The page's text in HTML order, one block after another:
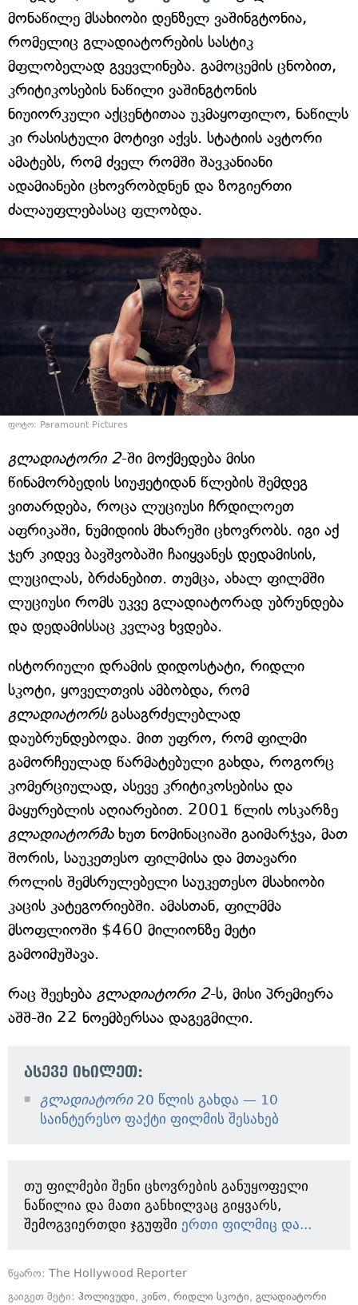
მონაწილე მსახიობი დენზელ ვაშინგტონია,
რომელიც გლადიატორების სასტიკ
მფლობელად გვევლინება. გამოცემის ცნობით,
კრიტიკოსების ნაწილი ვაშინგტონის
ნიუიორკული აქცენტითაა უკმაყოფილო, ნაწილს
კი რასისტული მოტივი აქვს. სტატიის ავტორი
ამატებს, რომ ძველ რომში შავკანიანი
ადამიანები ცხოვრობდნენ და ზოგიერთი
ძალაუფლებასაც ფლობდა.
ფოტო: Paramount Pictures
გლადიატორი 2-ში მოქმედება მისი
წინამორბედის სიუჟეტიდან წლების შემდეგ
ვითარდება, როცა ლუციუსი ჩრდილოეთ
აფრიკაში, ნუმიდიის მხარეში ცხოვრობს. იგი აქ
ჯერ კიდევ ბავშვობაში ჩაიყვანეს დედამისის,
ლუცილას, ბრძანებით. თუმცა, ახალ ფილმში
ლუციუსი რომს უკვე გლადიატორად უბრუნდება
და დედამისსაც კვლავ ხვდება.
ისტორიული დრამის დიდოსტატი, რიდლი
სკოტი, ყოველთვის ამბობდა, რომ
გლადიატორსგასაგრძელებლად
დაუბრუნდებოდა. მით უფრო, რომ ფილმი
გამორჩეულად წარმატებული გახდა, როგორც
კომერციულად, ასევე კრიტიკოსებისა და
მაყურებლის აღიარებით. 2001 წლის ოსკარზე
გლადიატორმახუთ ნომინაციაში გაიმარჯვა, მათ
შორის, საუკეთესო ფილმისა და მთავარი
როლის შემსრულებელი საუკეთესო მსახიობი
კაცის კატეგორიებში. ამასთან, ფილმმა
მსოფლიოში $460 მილიონზე მეტი
გამოიმუშავა.
რაც შეეხება გლადიატორი 2-ს, მისი პრემიერა
აშშ-ში 22 ნოემბერსაა დაგეგმილი.
ასევე იხილეთ:
გლადიატორი20 წლის გახდა — 10
საინტერესო ფაქტი ფილმის შესახებ
თუ ფილმები შენი ცხოვრების განუყოფელი
ნაწილია და მათი განხილვაც გიყვარს,
შემოგვიერთდი ჯგუფში ერთი ფილმიც და...
წყარო: The Hollywood Reporter
გაიგეთ მეტი: ჰოლივუდი, კინო, რიდლი სკოტი, გლადიატორი